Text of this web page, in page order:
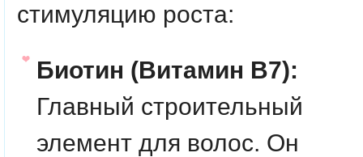
стимуляцию роста:
Биотин (Витамин B7):
Главный строительный
элемент для волос. Он